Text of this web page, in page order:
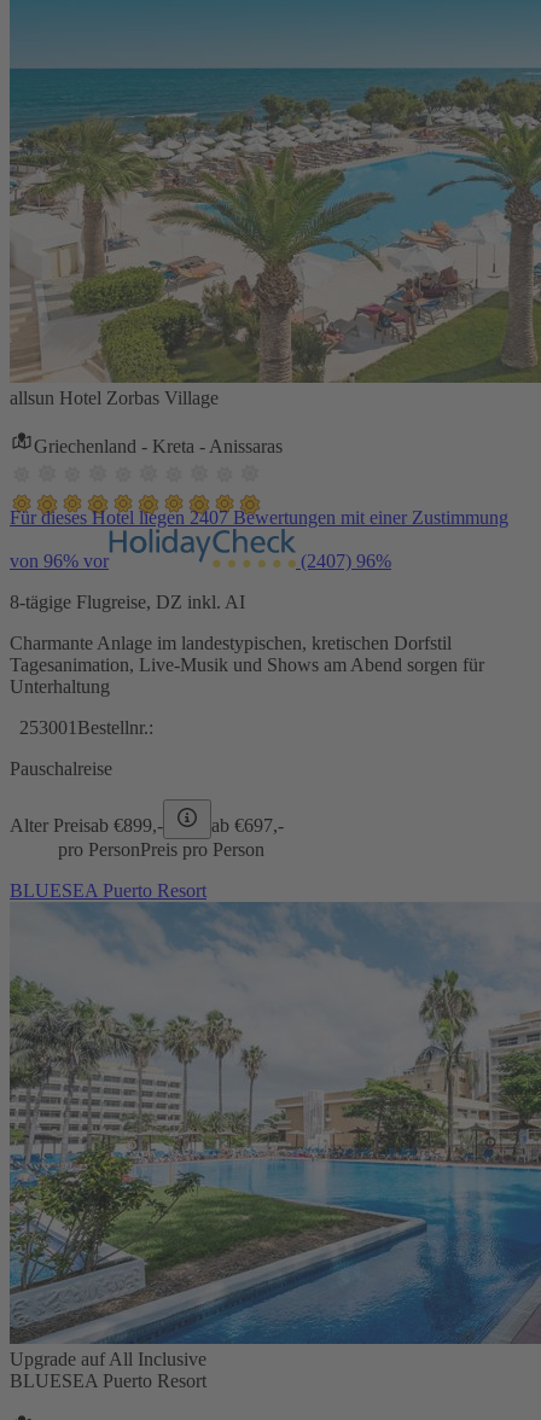
allsun Hotel Zorbas Village
Griechenland - Kreta - Anissaras
Für dieses Hotel liegen 2407 Bewertungen mit einer Zustimmung
von 96% vor (2407) 96%
8-tägige Flugreise, DZ inkl. AI
Charmante Anlage im landestypischen, kretischen Dorfstil
Tagesanimation, Live-Musik und Shows am Abend sorgen für
Unterhaltung
253001 Bestellnr.:
Pauschalreise
Alter Preisab €899,- ab €697,-
pro PersonPreis pro Person
BLUESEA Puerto Resort
Upgrade auf All Inclusive
BLUESEA Puerto Resort